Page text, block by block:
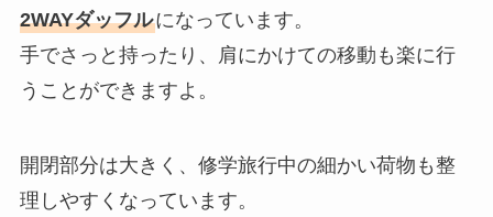
2WAYダッフルになっています。
手でさっと持ったり、肩にかけての移動も楽に行
うことができますよ。
開閉部分は大きく、修学旅行中の細かい荷物も整
理しやすくなっています。